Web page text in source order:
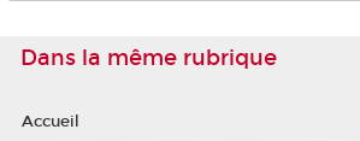
Dans la même rubrique
Accueil